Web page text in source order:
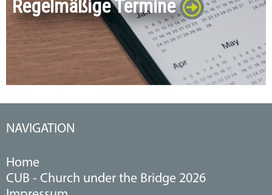
Regelmäßige Termine
NAVIGATION
Home
CUB - Church under the Bridge 2026